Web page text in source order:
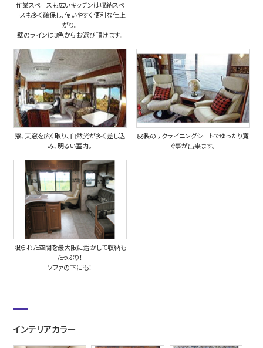
作業スペースも広いキッチンは収納スペ
ースも多く確保し、使いやすく便利な仕上
がり。
壁のラインは3色からお選び頂けます。
窓、天窓を広く取り、自然光が多く差し込
み、明るい室内。
皮製のリクライニングシートでゆったり寛
ぐ事が出来ます。
限られた空間を最大限に活かして収納も
たっぷり！
ソファの下にも！
インテリアカラー